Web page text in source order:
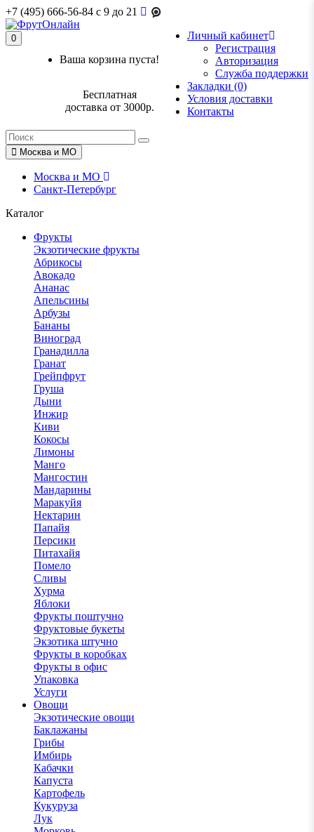
+7 (495) 666-56-84 c 9 до 21
Личный кабинет
Регистрация
Авторизация
Служба поддержки
Закладки (0)
Условия доставки
Контакты
0
Ваша корзина пуста!
Бесплатная
доставка от 3000р.
Москва и МО
Москва и МО
Санкт-Петербург
Каталог
Фрукты
Экзотические фрукты
Абрикосы
Авокадо
Ананас
Апельсины
Арбузы
Бананы
Виноград
Гранадилла
Гранат
Грейпфрут
Груша
Дыни
Инжир
Киви
Кокосы
Лимоны
Манго
Мангостин
Мандарины
Маракуйя
Нектарин
Папайя
Персики
Питахайя
Помело
Сливы
Хурма
Яблоки
Фрукты поштучно
Фруктовые букеты
Экзотика штучно
Фрукты в коробках
Фрукты в офис
Упаковка
Услуги
Овощи
Экзотические овощи
Баклажаны
Грибы
Имбирь
Кабачки
Капуста
Картофель
Кукуруза
Лук